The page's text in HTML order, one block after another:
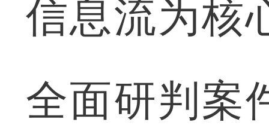
信息流为核
全面研判案